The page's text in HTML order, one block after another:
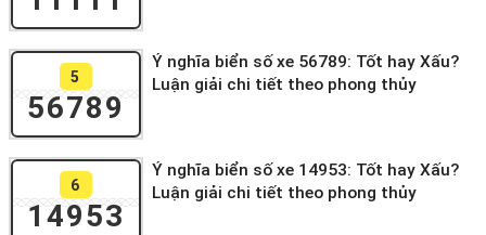
5
56789
Ý nghĩa biển số xe 56789: Tốt hay Xấu?
Luận giải chi tiết theo phong thủy
6
14953
Ý nghĩa biển số xe 14953: Tốt hay Xấu?
Luận giải chi tiết theo phong thủy